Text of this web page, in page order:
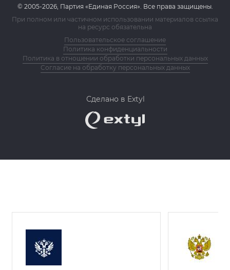
© 2005-2026, Партия «Единая Россия». Все права защищены.
При полном или частичном использовании материалов ссылка
на ресурс обязательна
Пользовательское соглашение
Политика конфиденциальности
Политика в отношении обработки персональных данных
Согласие на обработку персональных данных
Сделано в Extyl